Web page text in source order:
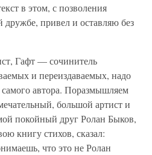
в этом, с позволения
дружбе, привел и оставляю без
Гафт — сочинитель
и переиздаваемых, надо
самого автора. Поразмышляем
большой артист и
покойный друг Ролан Быков,
книгу стихов, сказал:
что это не Ролан